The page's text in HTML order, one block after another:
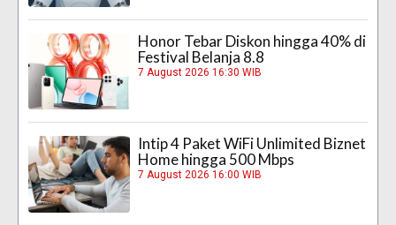
Honor Tebar Diskon hingga 40% di
Festival Belanja 8.8
7 August 2026 16:30 WIB
Intip 4 Paket WiFi Unlimited Biznet
Home hingga 500 Mbps
7 August 2026 16:00 WIB